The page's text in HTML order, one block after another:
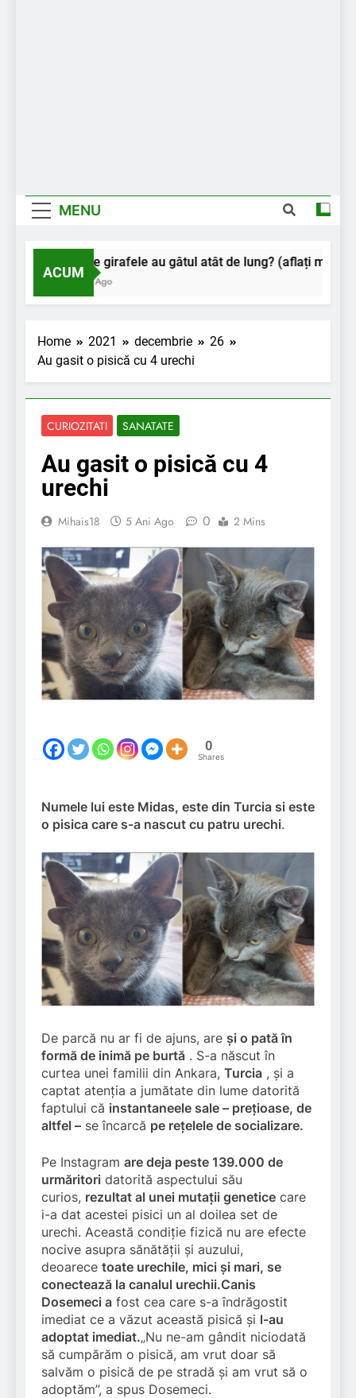
MENU
ACUM
De ce girafele au gâtul atât de lung? (aflați motivul)
2 Ani Ago
Home 2021 decembrie
26
Au gasit o pisică cu 4 urechi
CURIOZITATI SANATATE
Au gasit o pisică cu 4
urechi
Mihais18 5 Ani Ago 0 2 Mins
0
Shares
Numele lui este Midas, este din Turcia si este
o pisica care s-a nascut cu patru urechi.
De parcă nu ar fi de ajuns, are și o pată în
formă de inimă pe burtă . S-a născut în
curtea unei familii din Ankara, Turcia , și a
captat atenția a jumătate din lume datorită
faptului că instantaneele sale – prețioase, de
altfel – se încarcă pe rețelele de socializare.
Pe Instagram are deja peste 139.000 de
urmăritori datorită aspectului său
curios, rezultat al unei mutații genetice care
i-a dat acestei pisici un al doilea set de
urechi. Această condiție fizică nu are efecte
nocive asupra sănătății și auzului,
deoarece toate urechile, mici și mari, se
conectează la canalul urechii.Canis
Dosemeci a fost cea care s-a îndrăgostit
imediat ce a văzut această pisică și l-au
adoptat imediat.„Nu ne-am gândit niciodată
să cumpărăm o pisică, am vrut doar să
salvăm o pisică de pe stradă și am vrut să o
adoptăm”, a spus Dosemeci.